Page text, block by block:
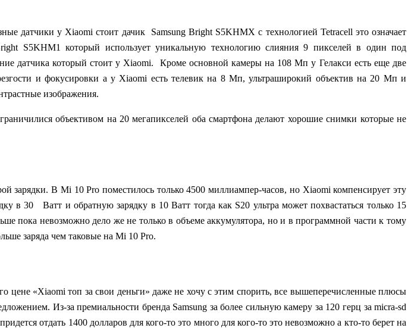
датчики у Xiaomi стоит дачик Samsung Bright S5KHMX c технологией Tetracell это означает
S5KHM1 который использует уникальную технологию слияния 9 пикселей в один под
датчика который стоит у Xiaomi. Кроме основной камеры на 108 Мп у Гелакси есть еще две
и фокусировки а у Xiaomi есть телевик на 8 Мп, ультраширокий объектив на 20 Мп и
изображения.
объективом на 20 мегапикселей оба смартфона делают хорошие снимки которые не
зарядки. В Mi 10 Pro поместилось только 4500миллиампер-часов, но Xiaomiкомпенсирует эту
в 30 Ватт и обратную зарядку в 10 Ватт тогда как S20 ультра может похвастаться только 15
пока невозможно дело же не только в объеме аккумулятора, но и в программной части к тому
заряда чем таковые на Mi 10 Pro.
цене «Xiaomiтоп за свои деньги» даже не хочу с этим спорить, все вышеперечисленные плюсы
Из-за премиальности бренда Samsung за более сильную камеру за 120 герц за micra-sd
отдать 1400 долларов для кого-то это много для кого-то это невозможно а кто-то берет на